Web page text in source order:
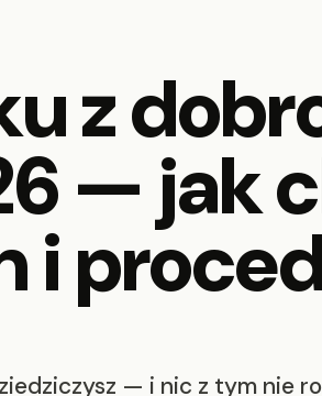
z
— jak
i
— i nic z tym nie